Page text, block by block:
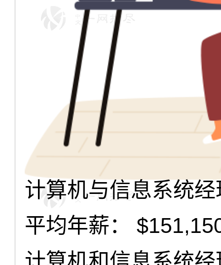
计算机与信息系统经
平均年薪：